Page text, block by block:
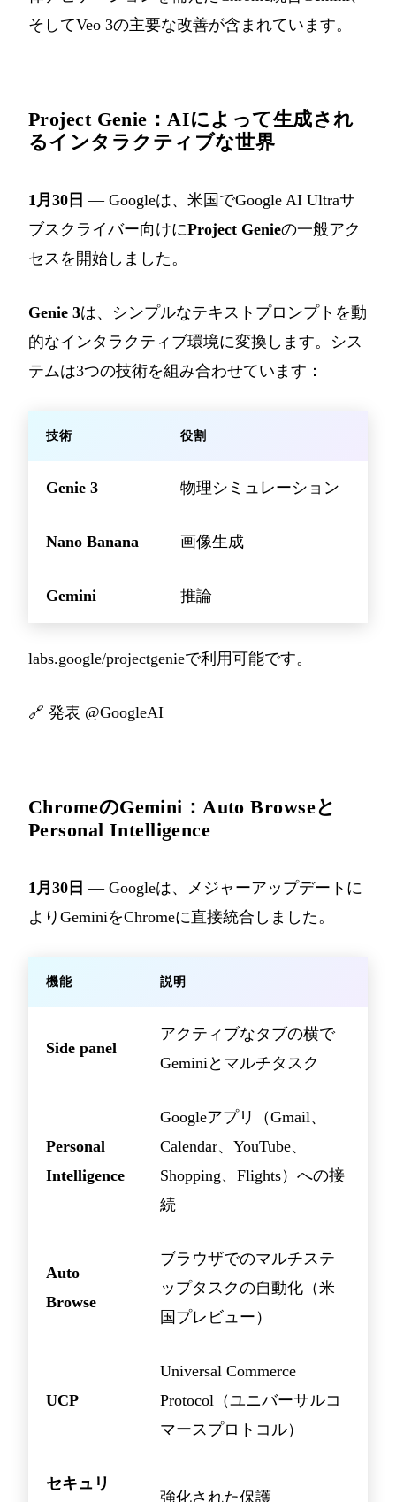
そしてVeo 3の主要な改善が含まれています。
Project Genie：AIによって生成され
るインタラクティブな世界
1月30日 — Googleは、米国でGoogle AI Ultraサ
ブスクライバー向けにProject Genieの一般アク
セスを開始しました。
Genie 3は、シンプルなテキストプロンプトを動
的なインタラクティブ環境に変換します。シス
テムは3つの技術を組み合わせています：
技術 役割
Genie 3 物理シミュレーション
Nano Banana 画像生成
Gemini 推論
labs.google/projectgenieで利用可能です。
🔗 発表 @GoogleAI
ChromeのGemini：Auto Browseと
Personal Intelligence
1月30日 — Googleは、メジャーアップデートに
よりGeminiをChromeに直接統合しました。
機能 説明
Side panel
アクティブなタブの横で
Geminiとマルチタスク
Personal
Intelligence
Googleアプリ（Gmail、
Calendar、YouTube、
Shopping、Flights）への接
続
Auto
Browse
ブラウザでのマルチステ
ップタスクの自動化（米
国プレビュー）
UCP
Universal Commerce
Protocol（ユニバーサルコ
マースプロトコル）
セキュリ
強化された保護